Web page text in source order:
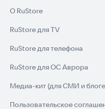
О RuStore
RuStore для TV
RuStore для телефона
RuStore для ОС Аврора
Медиа-кит (для СМИ и
Пользовательское